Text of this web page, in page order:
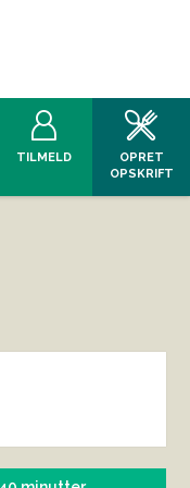
TILMELD
OPRET
OPSKRIFT